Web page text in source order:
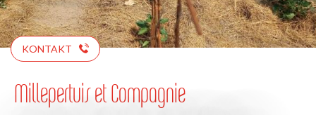
KONTAKT
Millepertuis et Compagnie